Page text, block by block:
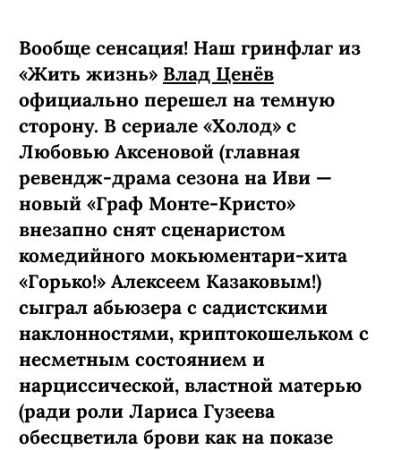
Вообще сенсация! Наш гринфлаг из
«Жить жизнь» Влад Ценёв
официально перешел на темную
сторону. В сериале «Холод» с
Любовью Аксеновой (главная
ревендж-­драма сезона на Иви —
новый «Граф Монте-­Кристо»
внезапно снят сценаристом
комедийного мокьюментари-хита
«Горько!» Алексеем Казаковым!)
сыграл абьюзера с садистскими
наклонностями, криптокошельком с
несметным состоянием и
нарциссической, властной матерью
(ради роли Лариса Гузеева
обесцветила брови как на показе